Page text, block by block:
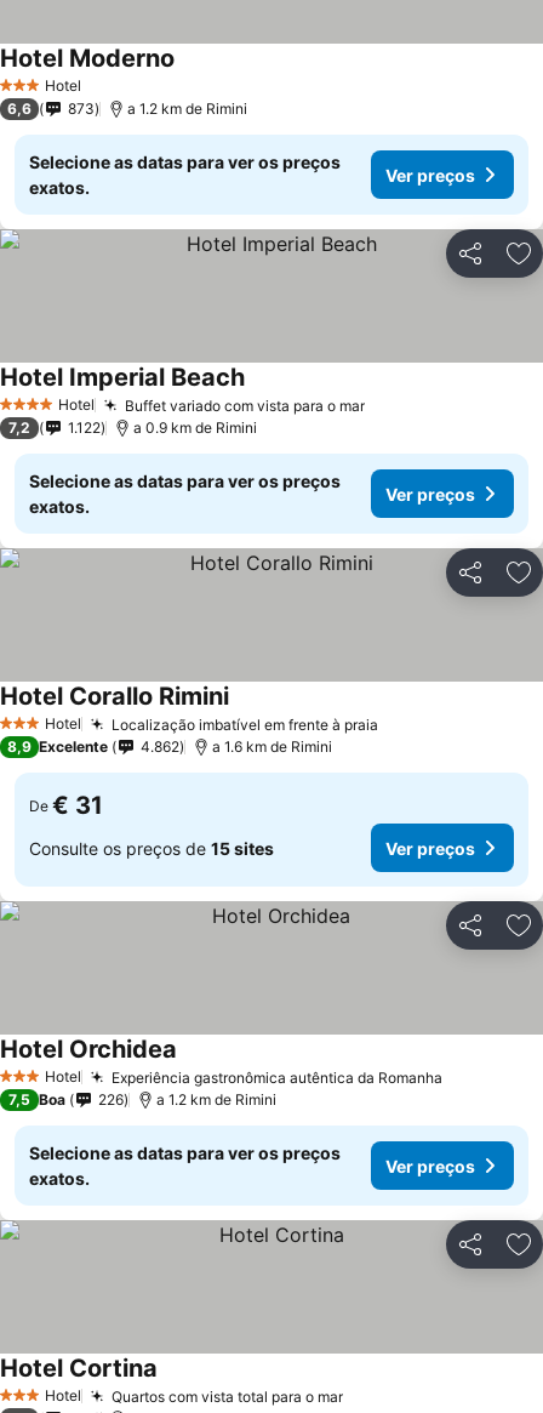
3 EstrelasHotel
Hotel Moderno
6,6 873 a 1.2 km de Rimini
Selecione as datas para ver os preços
exatos.
Ver preços
Partilhar
4 EstrelasHotel Buffet variado com vista para o mar
Hotel Imperial Beach
7,2 1.122 a 0.9 km de Rimini
Selecione as datas para ver os preços
exatos.
Ver preços
Partilhar
3 EstrelasHotel Localização imbatível em frente à praia
Hotel Corallo Rimini
8,9 Excelente 4.862 a 1.6 km de Rimini
De € 31
Consulte os preços de 15 sites Ver preços
Partilhar
3 EstrelasHotel Experiência gastronômica autêntica da Romanha
Hotel Orchidea
7,5 Boa 226 a 1.2 km de Rimini
Selecione as datas para ver os preços
exatos.
Ver preços
Partilhar
3 EstrelasHotel Quartos com vista total para o mar
Hotel Cortina